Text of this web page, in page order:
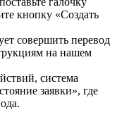
кнопку «Создать
совершить перевод
на нашем
система
заявки», где